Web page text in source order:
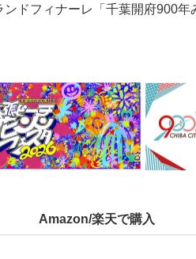
ンドフィナーレ「千葉開府900年
Amazon/楽天で購入